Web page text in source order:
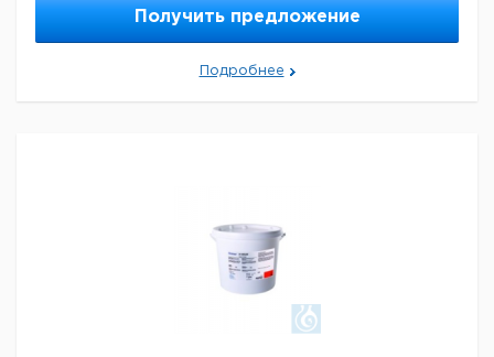
Получить предложение
Подробнее